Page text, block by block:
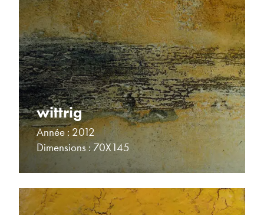
wittrig
Année : 2012
Dimensions : 70X145